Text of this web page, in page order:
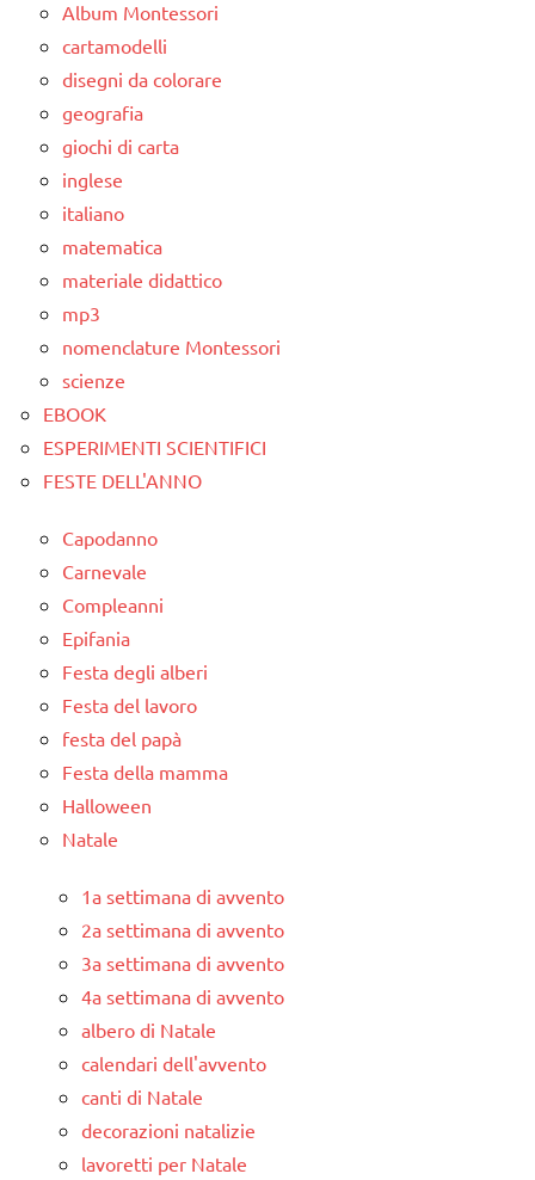
ARTICOLI
VITA
PRATICA
FESTE
DELL'ANNO
Martino
STAGIONI
TUTTI GLI
ARGOMENTI
PER ETA'
TUTTI GLI
ARTICOLI
Album Montessori
cartamodelli
disegni da colorare
geografia
giochi di carta
inglese
italiano
matematica
materiale didattico
mp3
nomenclature Montessori
scienze
EBOOK
ESPERIMENTI SCIENTIFICI
FESTE DELL'ANNO
Capodanno
Carnevale
Compleanni
Epifania
Festa degli alberi
Festa del lavoro
festa del papà
Festa della mamma
Halloween
Natale
1a settimana di avvento
2a settimana di avvento
3a settimana di avvento
4a settimana di avvento
albero di Natale
calendari dell'avvento
canti di Natale
decorazioni natalizie
lavoretti per Natale